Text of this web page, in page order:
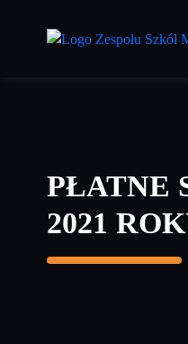
PŁATNE
2021